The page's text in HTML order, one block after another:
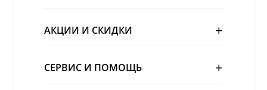
АКЦИИ И СКИДКИ
СЕРВИС И ПОМОЩЬ